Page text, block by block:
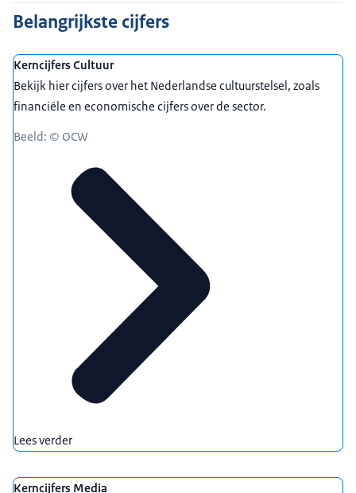
Belangrijkste cijfers
Kerncijfers Cultuur
Bekijk hier cijfers over het Nederlandse cultuurstelsel, zoals
financiële en economische cijfers over de sector.
Beeld: © OCW
Lees verder
Kerncijfers Media